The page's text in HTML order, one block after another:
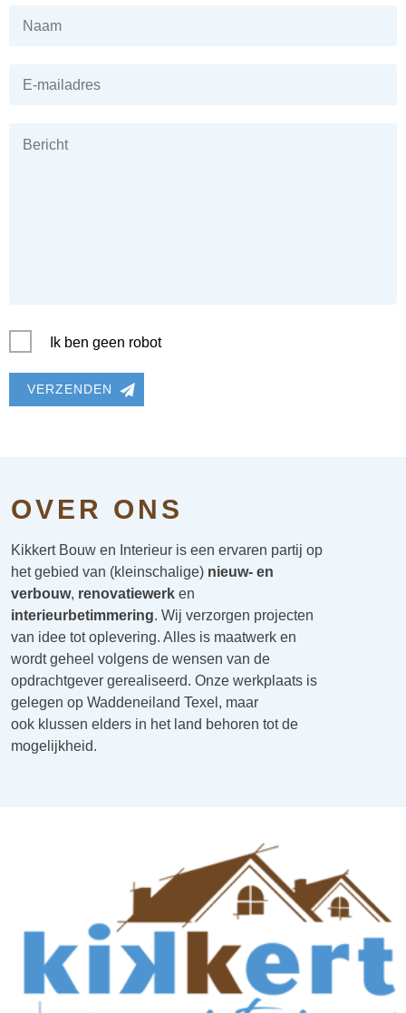
Ik ben geen robot
VERZENDEN
OVER ONS
Kikkert Bouw en Interieur is een ervaren partij op
het gebied van (kleinschalige) nieuw- en
verbouw, renovatiewerk en
interieurbetimmering. Wij verzorgen projecten
van idee tot oplevering. Alles is maatwerk en
wordt geheel volgens de wensen van de
opdrachtgever gerealiseerd. Onze werkplaats is
gelegen op Waddeneiland Texel, maar
ook klussen elders in het land behoren tot de
mogelijkheid.